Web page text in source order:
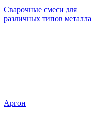
Сварочные смеси для
различных типов металла
Аргон